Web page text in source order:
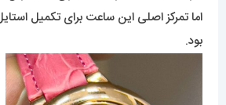
اما تمرکز اصلی این ساعت برای تکمیل
بود.